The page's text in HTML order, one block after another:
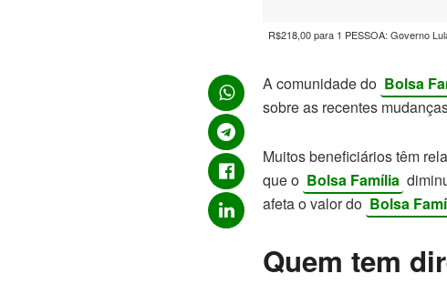
R$218,00 para 1 PESSOA: Governo
A comunidade do Bolsa
sobre as recentes
Muitos beneficiários têm
que o Bolsa Família
afeta o valor do Bolsa
Quem tem